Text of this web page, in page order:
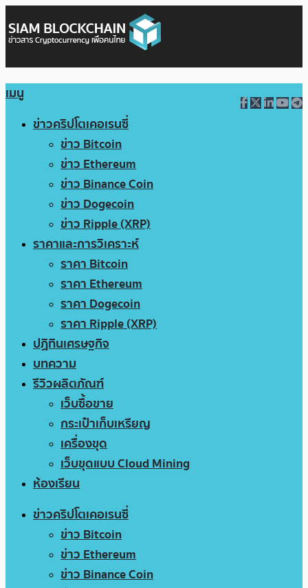
เมนู
ข่าวคริปโตเคอเรนซี่
ข่าว Bitcoin
ข่าว Ethereum
ข่าว Binance Coin
ข่าว Dogecoin
ข่าว Ripple (XRP)
ราคาและการวิเคราะห์
ราคา Bitcoin
ราคา Ethereum
ราคา Dogecoin
ราคา Ripple (XRP)
ปฏิทินเศรษฐกิจ
บทความ
รีวิวผลิตภัณฑ์
เว็บซื้อขาย
กระเป๋าเก็บเหรียญ
เครื่องขุด
เว็บขุดแบบ Cloud Mining
ห้องเรียน
ข่าวคริปโตเคอเรนซี่
ข่าว Bitcoin
ข่าว Ethereum
ข่าว Binance Coin